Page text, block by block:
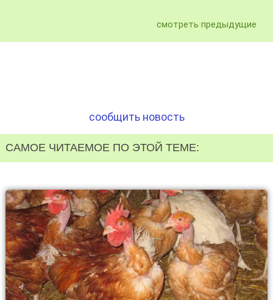
смотреть предыдущие
сообщить новость
САМОЕ ЧИТАЕМОЕ ПО ЭТОЙ ТЕМЕ: